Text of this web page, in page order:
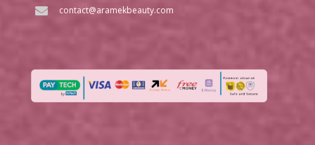
contact@aramekbeauty.com